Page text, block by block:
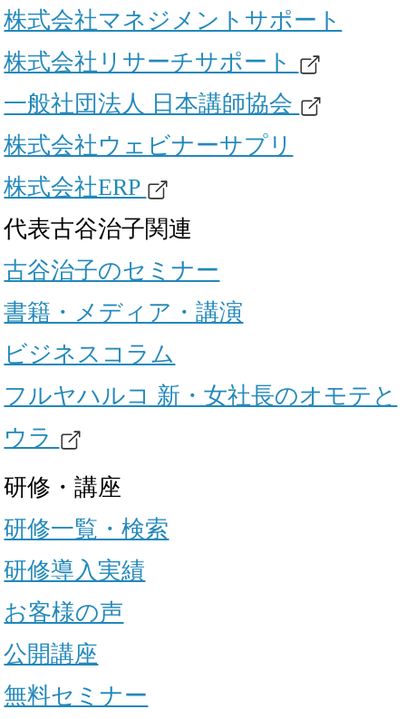
株式会社マネジメントサポート
株式会社リサーチサポート
一般社団法人 日本講師協会
株式会社ウェビナーサプリ
株式会社ERP
代表古谷治子関連
古谷治子のセミナー
書籍・メディア・講演
ビジネスコラム
フルヤハルコ 新・女社長のオモテと
ウラ
研修・講座
研修一覧・検索
研修導入実績
お客様の声
公開講座
無料セミナー